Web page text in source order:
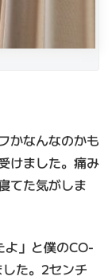
かなんなのかも
けました。痛み
てた気がしま
よ」と僕のCO-
た。2センチ